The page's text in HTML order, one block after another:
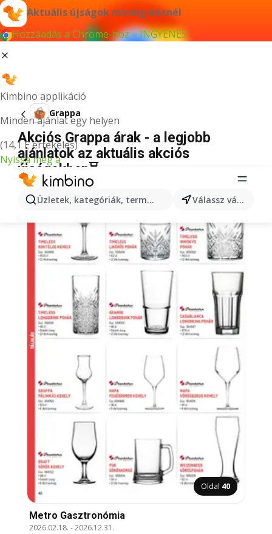
Aktuális újságok mindig kéznél
Hozzáadás a Chrome-hoz – INGYENES
Kimbino applikáció
Minden ajánlat egy helyen
(14,1 E értékelés)
Nyissa meg a
Üzletek, kategóriák, termékek keresése... Válassz várost
Grappa
Akciós Grappa árak - a legjobb
ajánlatok az aktuális akciós
újságokban⏳
Oldal 40
Metro Gasztronómia
2026.02.18. -2026.12.31.